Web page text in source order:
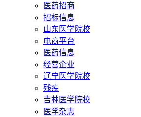
医药招商
招标信息
山东医学院校
电商平台
医药信息
经营企业
辽宁医学院校
残疾
吉林医学院校
医学杂志